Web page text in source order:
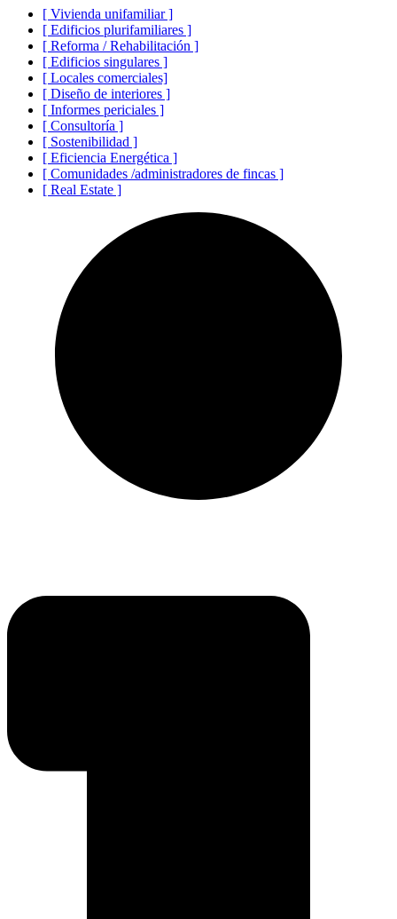
[ Vivienda unifamiliar ]
[ Edificios plurifamiliares ]
[ Reforma / Rehabilitación ]
[ Edificios singulares ]
[ Locales comerciales]
[ Diseño de interiores ]
[ Informes periciales ]
[ Consultoría ]
[ Sostenibilidad ]
[ Eficiencia Energética ]
[ Comunidades /administradores de fincas ]
[ Real Estate ]